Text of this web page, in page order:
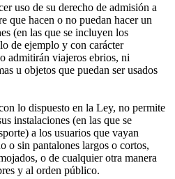
uso de su derecho de admisión a
que hacen o no puedan hacer un
(en las que se incluyen los
de ejemplo y con carácter
admitirán viajeros ebrios, ni
u objetos que puedan ser usados
lo dispuesto en la Ley, no permite
instalaciones (en las que se
a los usuarios que vayan
o sin pantalones largos o cortos,
o de cualquier otra manera
y al orden público.